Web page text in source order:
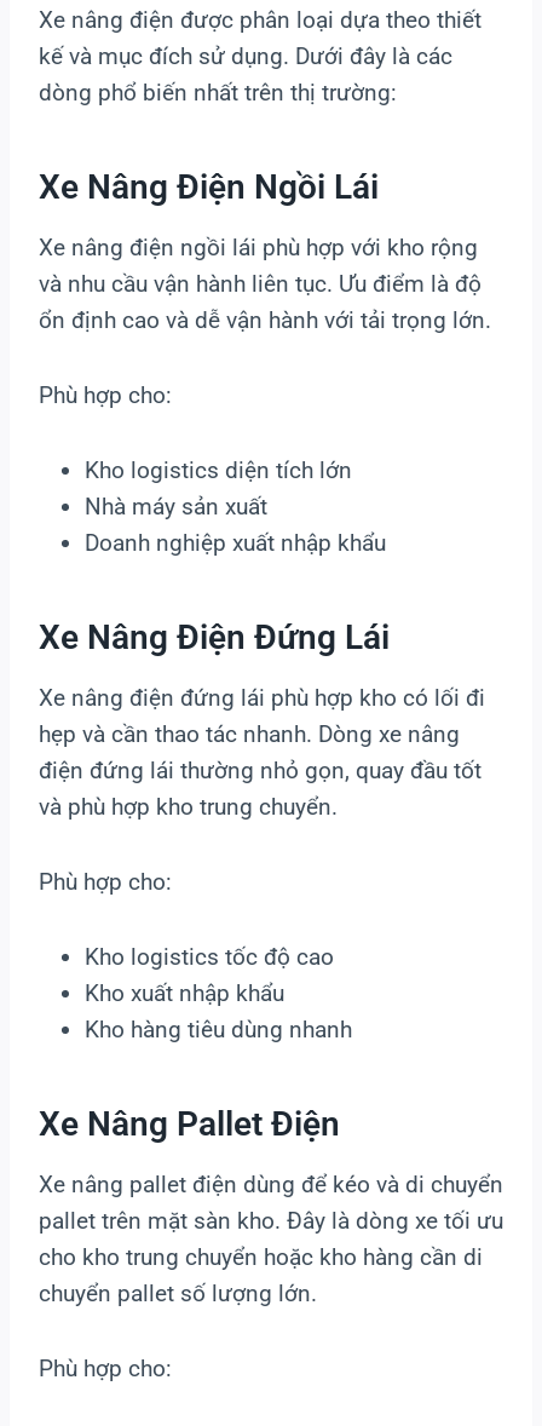
Xe nâng điện được phân loại dựa theo thiết
kế và mục đích sử dụng. Dưới đây là các
dòng phổ biến nhất trên thị trường:
Xe Nâng Điện Ngồi Lái
Xe nâng điện ngồi lái phù hợp với kho rộng
và nhu cầu vận hành liên tục. Ưu điểm là độ
ổn định cao và dễ vận hành với tải trọng lớn.
Phù hợp cho:
Kho logistics diện tích lớn
Nhà máy sản xuất
Doanh nghiệp xuất nhập khẩu
Xe Nâng Điện Đứng Lái
Xe nâng điện đứng lái phù hợp kho có lối đi
hẹp và cần thao tác nhanh. Dòng xe nâng
điện đứng lái thường nhỏ gọn, quay đầu tốt
và phù hợp kho trung chuyển.
Phù hợp cho:
Kho logistics tốc độ cao
Kho xuất nhập khẩu
Kho hàng tiêu dùng nhanh
Xe Nâng Pallet Điện
Xe nâng pallet điện dùng để kéo và di chuyển
pallet trên mặt sàn kho. Đây là dòng xe tối ưu
cho kho trung chuyển hoặc kho hàng cần di
chuyển pallet số lượng lớn.
Phù hợp cho: